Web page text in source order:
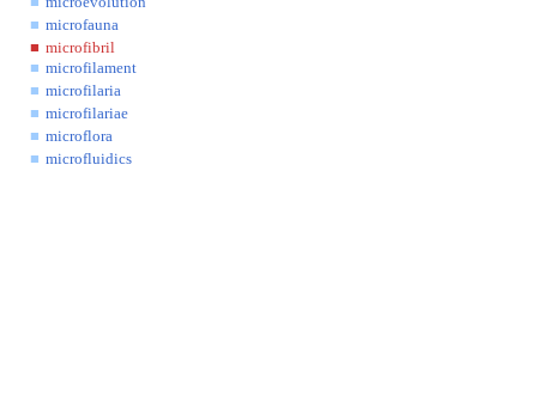
microfauna
microfibril
microfilament
microfilaria
microfilariae
microflora
microfluidics